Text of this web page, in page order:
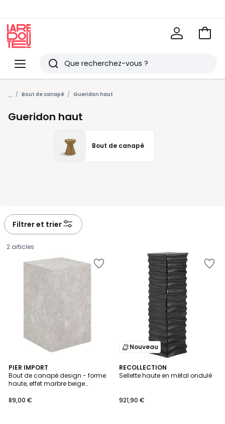
Menu
Redoute
Rechercher
Derniers
articles
vus
Voir
... Bout de canapé Gueridon haut
Gueridon haut
Bout de canapé
Filtrer et trier
2 articles
PIER IMPORT
Bout de canapé design - forme
haute, effet marbre beige
€.
89,00 €
Nouveau
RECOLLECTION
Sellette haute en métal ondulé
921,90 €